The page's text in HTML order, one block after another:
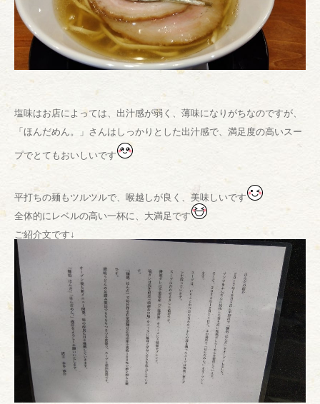
塩味はお店によっては、出汁感が弱く、薄味になりがちなのですが、
「ほんだめん。」さんはしっかりとした出汁感で、満足度の高いスー
プでとてもおいしいです
平打ちの麺もツルツルで、喉越しが良く、美味しいです
全体的にレベルの高い一杯に、大満足です
ご紹介文です↓